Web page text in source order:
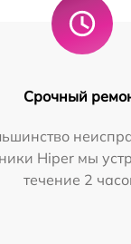
Срочный
Hiper мы
течение 2